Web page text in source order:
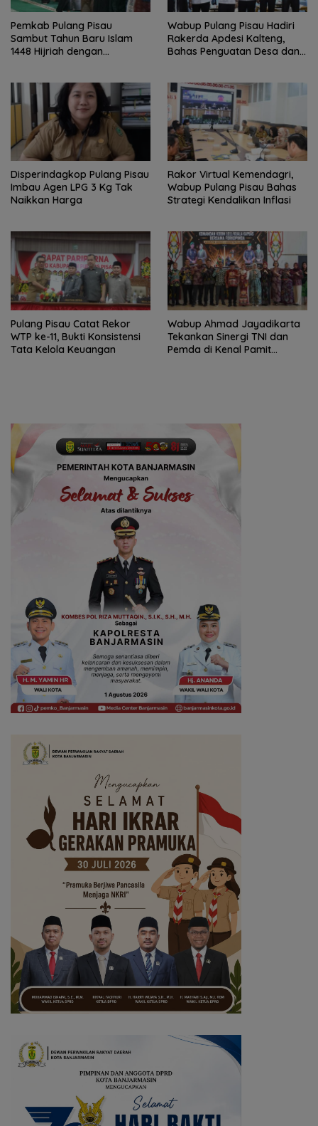
Pemkab Pulang Pisau
Sambut Tahun Baru Islam
1448 Hijriah dengan
Wabup Pulang Pisau Hadiri
Rakerda Apdesi Kalteng,
Bahas Penguatan Desa dan
Disperindagkop Pulang Pisau
Imbau Agen LPG 3 Kg Tak
Naikkan Harga
Rakor Virtual Kemendagri,
Wabup Pulang Pisau Bahas
Strategi Kendalikan Inflasi
Pulang Pisau Catat Rekor
WTP ke-11, Bukti Konsistensi
Tata Kelola Keuangan
Wabup Ahmad Jayadikarta
Tekankan Sinergi TNI dan
Pemda di Kenal Pamit